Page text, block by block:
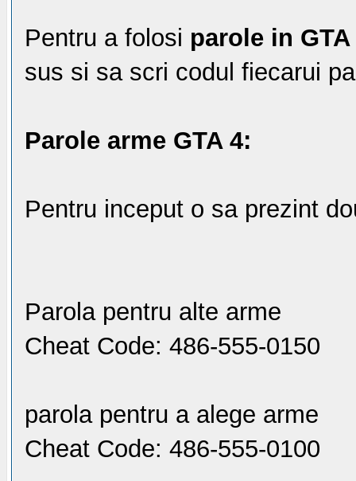
Pentru a folosi parole in GTA
sus si sa scri codul fiecarui
Parole arme GTA 4:
Pentru inceput o sa prezint
Parola pentru alte arme
Cheat Code: 486-555-0150
parola pentru a alege arme
Cheat Code: 486-555-0100